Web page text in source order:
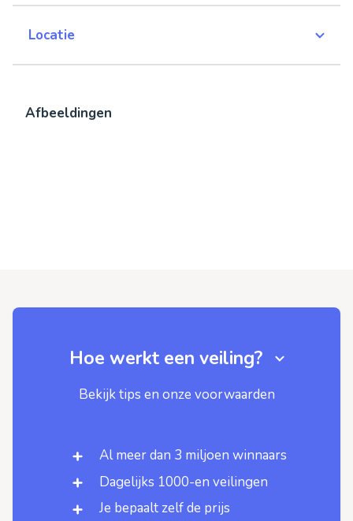
Locatie
Afbeeldingen
Hoe werkt een veiling?
Bekijk tips en onze voorwaarden
Al meer dan 3 miljoen winnaars
Dagelijks 1000-en veilingen
Je bepaalt zelf de prijs